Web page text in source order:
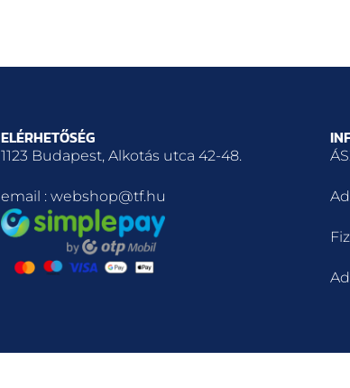
ELÉRHETŐSÉG
1123 Budapest, Alkotás utca 42-48.
email : webshop@tf.hu